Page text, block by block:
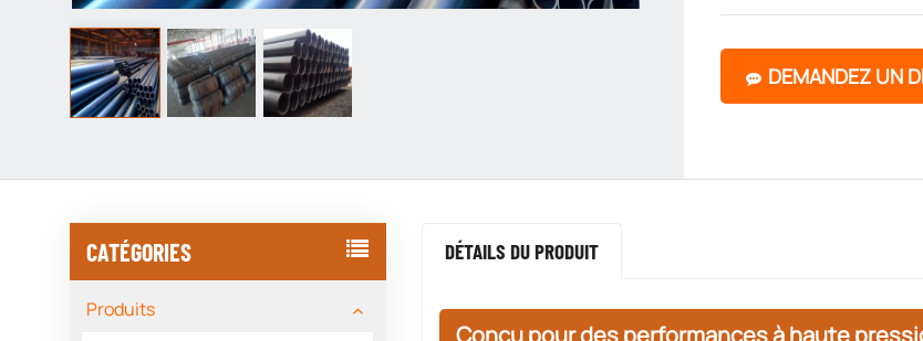
DEMANDEZ UN
CATÉGORIES
Produits
DÉTAILS DU PRODUIT